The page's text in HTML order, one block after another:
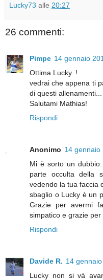
Lucky73 alle 20:27
26 commenti:
Pimpe 14 gennaio
Ottima Lucky..!
vedrai che appena ti
di questi allenamenti...
Salutami Mathias!
Rispondi
Anonimo 14 gennaio
Mi è sorto un
parte occulta della
vedendo la tua faccia
sbaglio o Lucky è un
Grazie per avermi
simpatico e grazie
Rispondi
Davide R. 14
Lucky non si và